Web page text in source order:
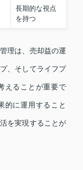
長期的な視点
を持つ
理は、売却益の運
、そしてライフプ
えることが重要で
的に運用すること
を実現することが